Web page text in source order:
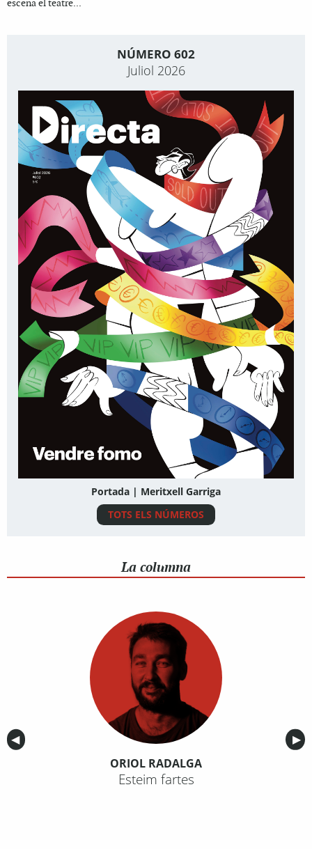
escena el teatre...
NÚMERO 602
Juliol 2026
Portada | Meritxell Garriga
TOTS ELS NÚMEROS
La columna
Anterior
◀︎ ▶︎
ORIOL RADALGA
Esteim fartes